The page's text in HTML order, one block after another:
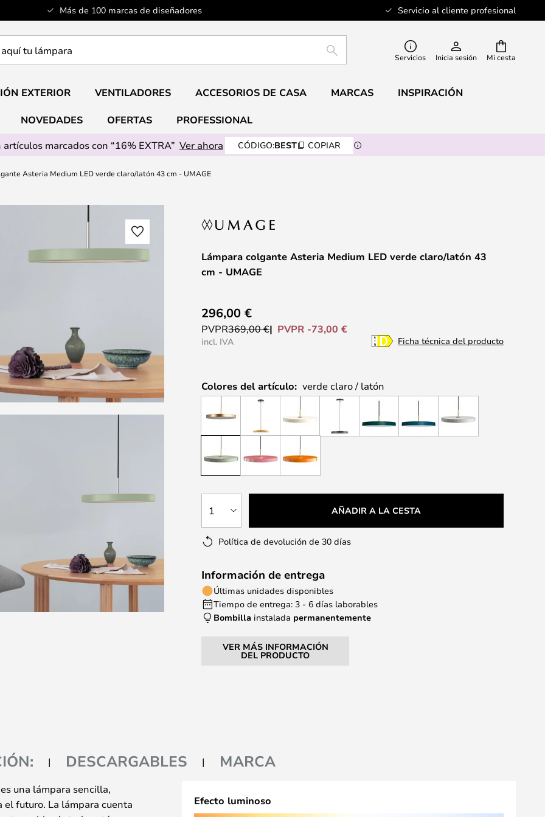
Más de 100 marcas de diseñadores Servicio al cliente profesional
Mi cesta
BUSCAR Servicios Inicia sesión
EXTERIOR VENTILADORES ACCESORIOS DE CASA MARCAS INSPIRACIÓN
NOVEDADES OFERTAS
PROFESSIONAL
artículos marcados con “16% EXTRA” Ver ahora CÓDIGO:BEST COPIAR
Asteria Medium LED verde claro/latón 43 cm - UMAGE
Lámpara colgante Asteria Medium LED verde claro/latón 43
cm - UMAGE
296,00 €
PVPR369,00 € PVPR -73,00 €
incl. IVA Ficha técnica del producto
Colores del artículo: verde claro / latón
1 AÑADIR A LA CESTA
Política de devolución de 30 días
Información de entrega
Últimas unidades disponibles
Tiempo de entrega: 3 - 6 días laborables
Bombilla instalada permanentemente
VER MÁS INFORMACIÓN
DEL PRODUCTO
DESCARGABLES MARCA
una lámpara sencilla,
futuro. La lámpara cuenta
Efecto luminoso